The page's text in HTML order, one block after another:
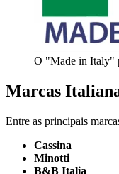
O "Made in Italy"
Marcas
Entre as principais
Cassina
Minotti
B&B Italia